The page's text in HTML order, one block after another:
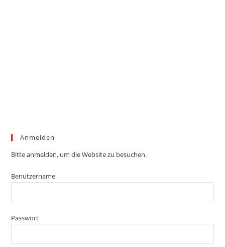
Anmelden
Bitte anmelden, um die Website zu besuchen.
Benutzername
Passwort